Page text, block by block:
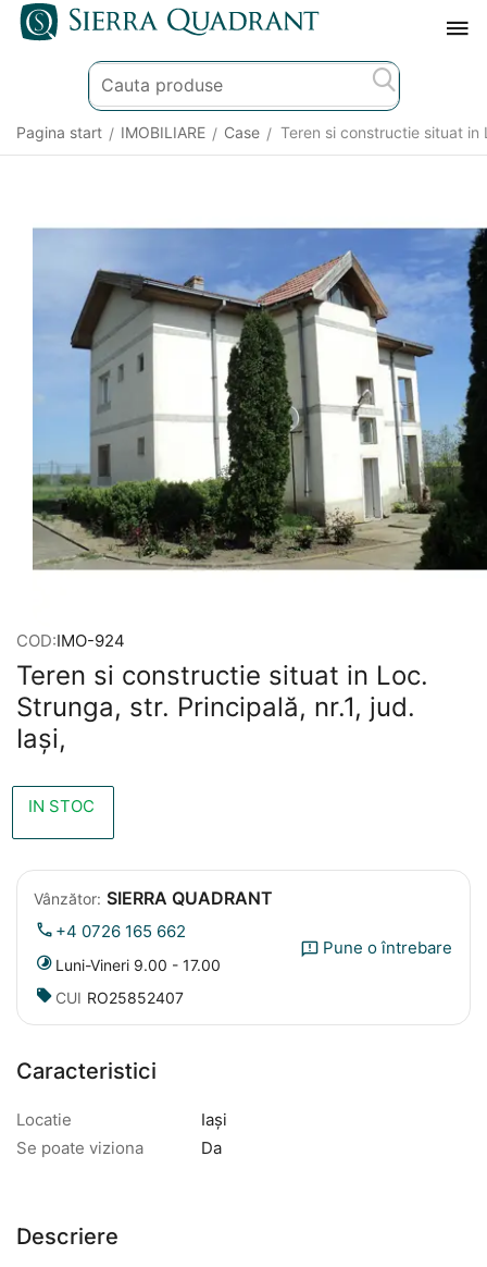
Pagina start / IMOBILIARE / Case / Teren si constructie situat in
COD:IMO-924
Teren si constructie situat in Loc.
Strunga, str. Principală, nr.1, jud.
Iași,
IN STOC
Vânzător: SIERRA QUADRANT
+4 0726 165 662
Luni-Vineri 9.00 - 17.00
CUI RO25852407
Pune o întrebare
Caracteristici
Locatie
Iaşi
Se poate viziona
Da
Descriere